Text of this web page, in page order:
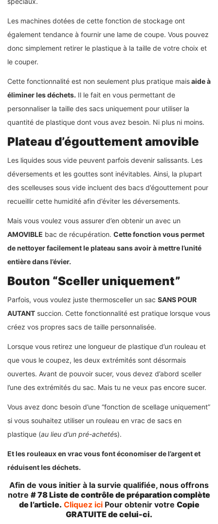
Les machines dotées de cette fonction de stockage ont
également tendance à fournir une lame de coupe. Vous pouvez
donc simplement retirer le plastique à la taille de votre choix et
le couper.
Cette fonctionnalité est non seulement plus pratique maisaide à
éliminer les déchets. Il le fait en vous permettant de
personnaliser la taille des sacs uniquement pour utiliser la
quantité de plastique dont vous avez besoin. Ni plus ni moins.
Plateau d’égouttement amovible
Les liquides sous vide peuvent parfois devenir salissants. Les
déversements et les gouttes sont inévitables. Ainsi, la plupart
des scelleuses sous vide incluent des bacs d’égouttement pour
recueillir cette humidité afin d’éviter les déversements.
Mais vous voulez vous assurer d’en obtenir un avec un
AMOVIBLE bac de récupération. Cette fonction vous permet
de nettoyer facilement le plateau sans avoir à mettre l’unité
entière dans l’évier.
Bouton “Sceller uniquement”
Parfois, vous voulez juste thermosceller un sac SANS POUR
AUTANT succion. Cette fonctionnalité est pratique lorsque vous
créez vos propres sacs de taille personnalisée.
Lorsque vous retirez une longueur de plastique d’un rouleau et
que vous le coupez, les deux extrémités sont désormais
ouvertes. Avant de pouvoir sucer, vous devez d’abord sceller
l’une des extrémités du sac. Mais tu ne veux pas encore sucer.
Vous avez donc besoin d’une “fonction de scellage uniquement”
si vous souhaitez utiliser un rouleau en vrac de sacs en
plastique (au lieu d’un pré-achetés).
Et les rouleaux en vrac vous font économiser de l’argent et
réduisent les déchets.
Afin de vous initier à la survie qualifiée, nous offrons
notre # 78 Liste de contrôle de préparation complète
de l’article. Cliquez iciPour obtenir votre Copie
GRATUITE de celui-ci.